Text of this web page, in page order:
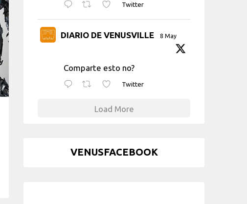
Twitter
DIARIO DE VENUSVILLE 8 May
Comparte esto no?
Twitter
Load More
VENUSFACEBOOK